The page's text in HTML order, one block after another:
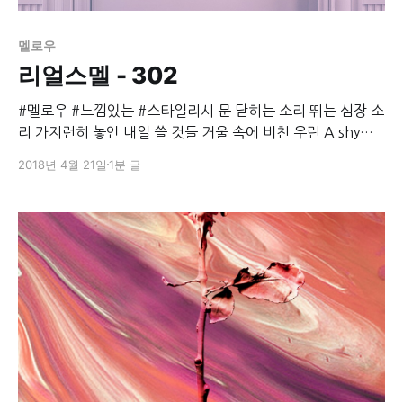
멜로우
리얼스멜 - 302
#멜로우 #느낌있는 #스타일리시 문 닫히는 소리 뛰는 심장 소
리 가지런히 놓인 내일 쓸 것들 거울 속에 비친 우린 A shy
아끼는 곳에 pheromone 뿌리고 나왔지 더 기다리지 않아 나
2018년 4월 21일 1분 글